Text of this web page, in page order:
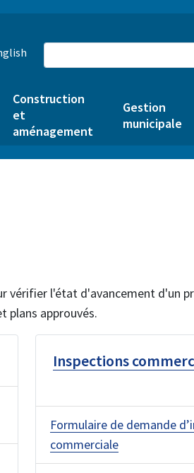
Construction
et
aménagement
Gestion
municipale
vérifier l'état d'avancement d'un
plans approuvés.
Inspections
Formulaire de demande
commerciale